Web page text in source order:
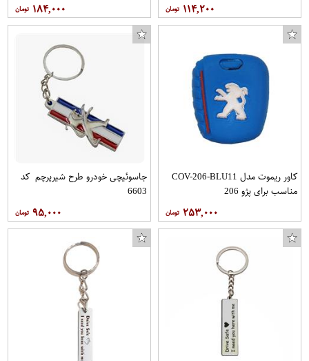
۱۱۴,۲۰۰ ۱۸۴,۰۰۰
کاور ریموت مدل COV-206-BLU11
مناسب برای پژو 206
۲۵۳,۰۰۰
جاسوئیچی خودرو طرح شیرپرچم کد
6603
۹۵,۰۰۰